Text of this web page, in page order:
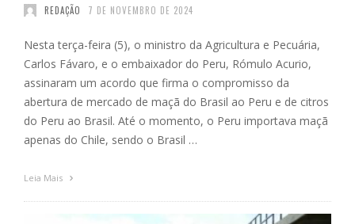
REDAÇÃO 7 DE NOVEMBRO DE 2024
Nesta terça-feira (5), o ministro da Agricultura e Pecuária,
Carlos Fávaro, e o embaixador do Peru, Rómulo Acurio,
assinaram um acordo que firma o compromisso da
abertura de mercado de maçã do Brasil ao Peru e de citros
do Peru ao Brasil. Até o momento, o Peru importava maçã
apenas do Chile, sendo o Brasil …
Leia Mais